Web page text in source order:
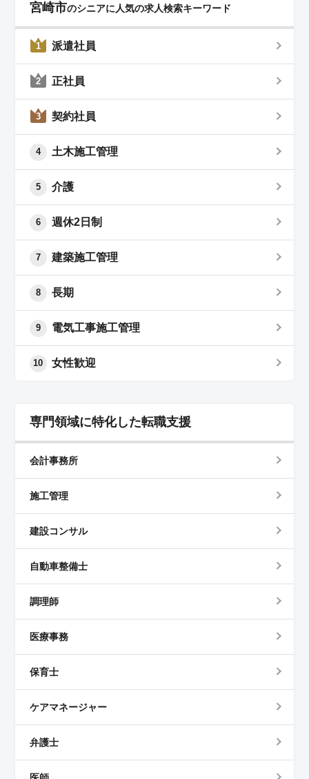
宮崎市のシニアに人気の求人検索キーワード
1 派遣社員
2 正社員
3 契約社員
4 土木施工管理
5 介護
6 週休2日制
7 建築施工管理
8 長期
9 電気工事施工管理
10 女性歓迎
専門領域に特化した転職支援
会計事務所
施工管理
建設コンサル
自動車整備士
調理師
医療事務
保育士
ケアマネージャー
弁護士